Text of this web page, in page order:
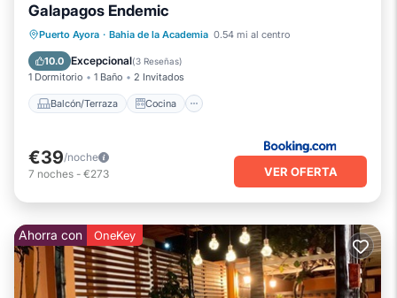
Galapagos Endemic
Puerto Ayora · Bahia de la Academia 0.54 mi al centro
10.0 Excepcional(3 Reseñas)
1 Dormitorio 1 Baño 2 Invitados
Balcón/Terraza Cocina
Balcón/Terraza
Cocina
Aire acondicionado
€39/noche
7 noches - €273 VER OFERTA
Ahorra con OneKey